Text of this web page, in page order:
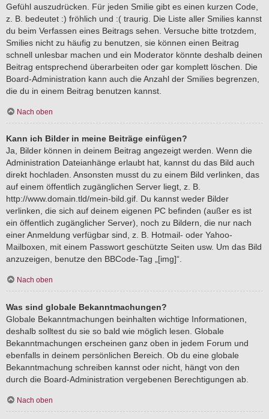
Gefühl auszudrücken. Für jeden Smilie gibt es einen kurzen Code,
z. B. bedeutet :) fröhlich und :( traurig. Die Liste aller Smilies kannst
du beim Verfassen eines Beitrags sehen. Versuche bitte trotzdem,
Smilies nicht zu häufig zu benutzen, sie können einen Beitrag
schnell unlesbar machen und ein Moderator könnte deshalb deinen
Beitrag entsprechend überarbeiten oder gar komplett löschen. Die
Board-Administration kann auch die Anzahl der Smilies begrenzen,
die du in einem Beitrag benutzen kannst.
Nach oben
Kann ich Bilder in meine Beiträge einfügen?
Ja, Bilder können in deinem Beitrag angezeigt werden. Wenn die
Administration Dateianhänge erlaubt hat, kannst du das Bild auch
direkt hochladen. Ansonsten musst du zu einem Bild verlinken, das
auf einem öffentlich zugänglichen Server liegt, z. B.
http://www.domain.tld/mein-bild.gif. Du kannst weder Bilder
verlinken, die sich auf deinem eigenen PC befinden (außer es ist
ein öffentlich zugänglicher Server), noch zu Bildern, die nur nach
einer Anmeldung verfügbar sind, z. B. Hotmail- oder Yahoo-
Mailboxen, mit einem Passwort geschützte Seiten usw. Um das Bild
anzuzeigen, benutze den BBCode-Tag „[img]“.
Nach oben
Was sind globale Bekanntmachungen?
Globale Bekanntmachungen beinhalten wichtige Informationen,
deshalb solltest du sie so bald wie möglich lesen. Globale
Bekanntmachungen erscheinen ganz oben in jedem Forum und
ebenfalls in deinem persönlichen Bereich. Ob du eine globale
Bekanntmachung schreiben kannst oder nicht, hängt von den
durch die Board-Administration vergebenen Berechtigungen ab.
Nach oben